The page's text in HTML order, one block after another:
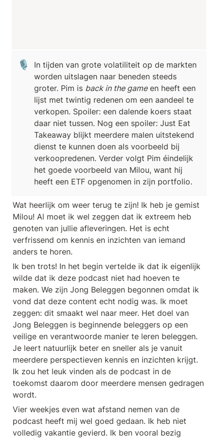
🎙️
In tijden van grote volatiliteit op de markten
worden uitslagen naar beneden steeds
groter. Pim is back in the game en heeft een
lijst met twintig redenen om een aandeel te
verkopen. Spoiler: een dalende koers staat
daar niet tussen. Nog een spoiler: Just Eat
Takeaway blijkt meerdere malen uitstekend
dienst te kunnen doen als voorbeeld bij
verkoopredenen. Verder volgt Pim éindelijk
het goede voorbeeld van Milou, want hij
heeft een ETF opgenomen in zijn portfolio.
Wat heerlijk om weer terug te zijn! Ik heb je gemist
Milou! Al moet ik wel zeggen dat ik extreem heb
genoten van jullie afleveringen. Het is echt
verfrissend om kennis en inzichten van iemand
anders te horen.
Ik ben trots! In het begin vertelde ik dat ik eigenlijk
wilde dat ik deze podcast niet had hoeven te
maken. We zijn Jong Beleggen begonnen omdat ik
vond dat deze content echt nodig was. Ik moet
zeggen: dit smaakt wel naar meer. Het doel van
Jong Beleggen is beginnende beleggers op een
veilige en verantwoorde manier te leren beleggen.
Je leert natuurlijk beter en sneller als je vanuit
meerdere perspectieven kennis en inzichten krijgt.
Ik zou het leuk vinden als de podcast in de
toekomst daarom door meerdere mensen gedragen
wordt.
Vier weekjes even wat afstand nemen van de
podcast heeft mij wel goed gedaan. Ik heb niet
volledig vakantie gevierd. Ik ben vooral bezig